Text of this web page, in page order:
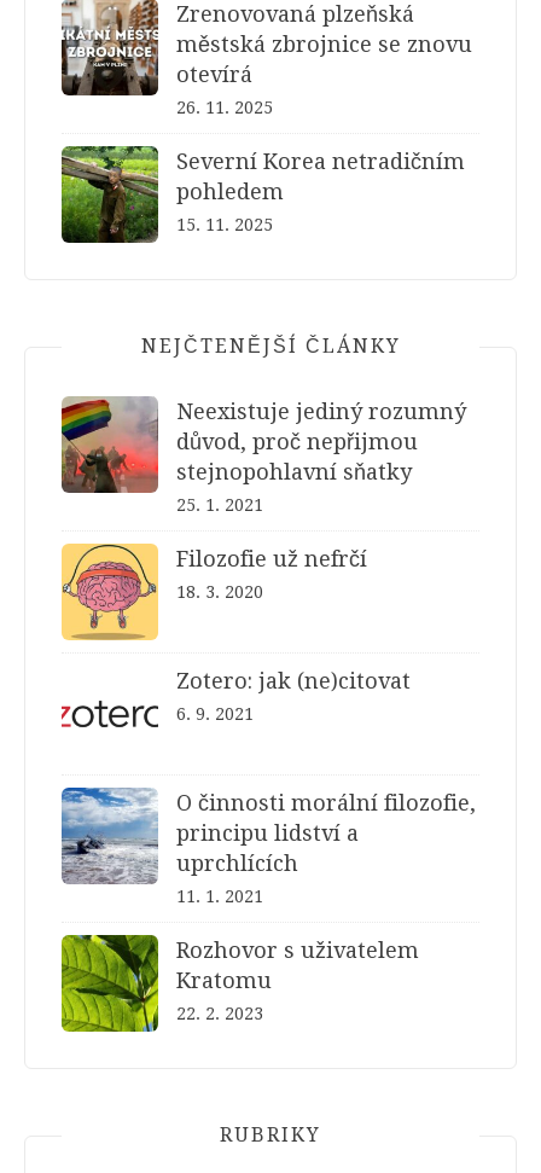
Zrenovovaná plzeňská
městská zbrojnice se znovu
otevírá
26. 11. 2025
Severní Korea netradičním
pohledem
15. 11. 2025
NEJČTENĚJŠÍ ČLÁNKY
Neexistuje jediný rozumný
důvod, proč nepřijmou
stejnopohlavní sňatky
25. 1. 2021
Filozofie už nefrčí
18. 3. 2020
Zotero: jak (ne)citovat
6. 9. 2021
O činnosti morální filozofie,
principu lidství a
uprchlících
11. 1. 2021
Rozhovor s uživatelem
Kratomu
22. 2. 2023
RUBRIKY